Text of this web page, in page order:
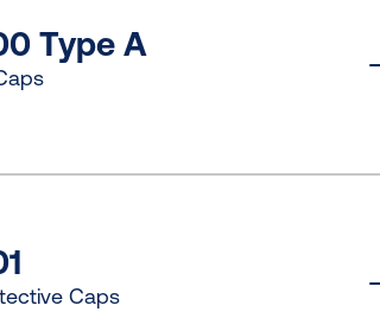
Type A
Caps